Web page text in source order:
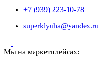
+7 (939) 223-10-78
superklyuha@yandex.ru
Мы на маркетплейсах: